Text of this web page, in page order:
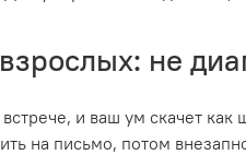
не
и ваш ум скачет
на письмо, потом